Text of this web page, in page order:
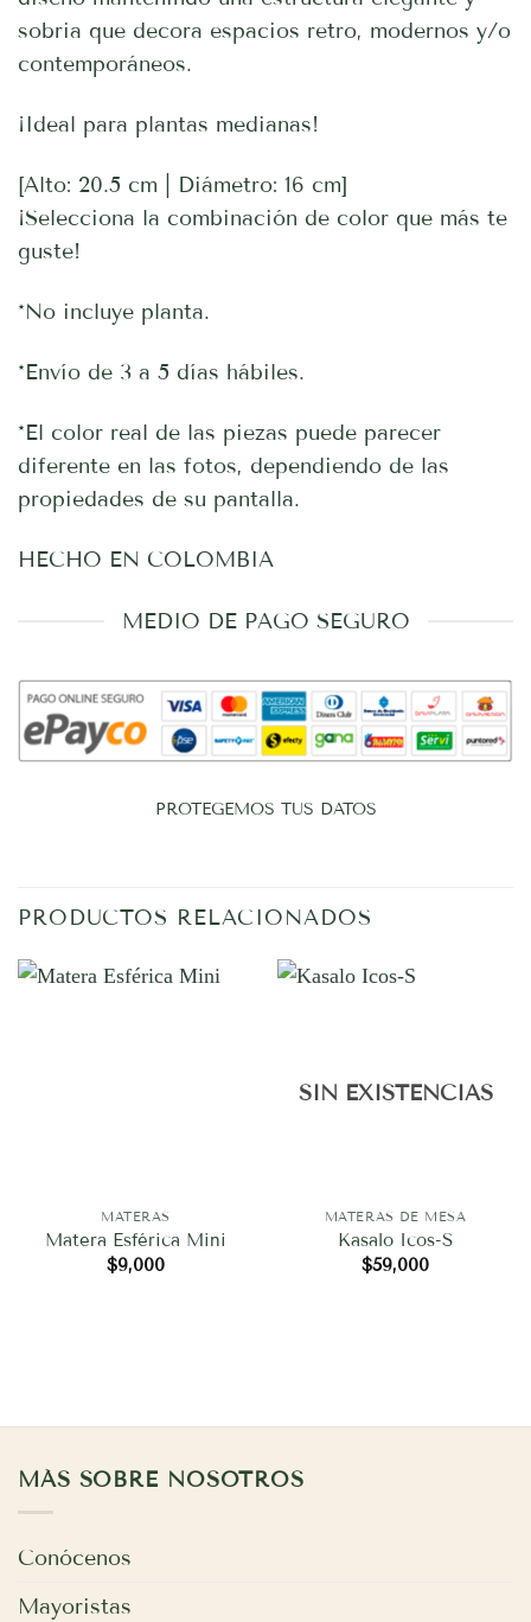
sobria que decora espacios retro, modernos y/o
contemporáneos.
¡Ideal para plantas medianas!
[Alto: 20.5 cm | Diámetro: 16 cm]
¡Selecciona la combinación de color que más te
guste!
*No incluye planta.
*Envío de 3 a 5 días hábiles.
*El color real de las piezas puede parecer
diferente en las fotos, dependiendo de las
propiedades de su pantalla.
HECHO EN COLOMBIA
MEDIO DE PAGO SEGURO
PROTEGEMOS TUS DATOS
PRODUCTOS RELACIONADOS
MATERAS
Matera Esférica Mini
$9,000
SIN EXISTENCIAS
MATERAS DE MESA
Kasalo Icos-S
$59,000
MÁS SOBRE NOSOTROS
Conócenos
Mayoristas